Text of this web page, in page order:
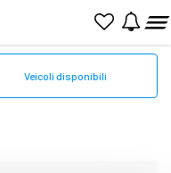
Veicoli disponibili